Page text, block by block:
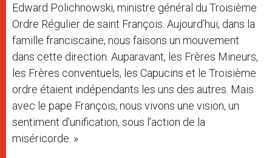
Edward Polichnowski, ministre général du Troisième
Ordre Régulier de saint François. Aujourd’hui, dans la
famille franciscaine, nous faisons un mouvement
dans cette direction. Auparavant, les Frères Mineurs,
les Frères conventuels, les Capucins et le Troisième
ordre étaient indépendants les uns des autres. Mais
avec le pape François, nous vivons une vision, un
sentiment d’unification, sous l’action de la
miséricorde. »